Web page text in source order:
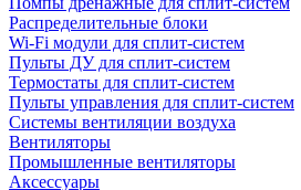
Распределительные блоки
Wi-Fi модули для сплит-систем
Пульты ДУ для сплит-систем
Термостаты для сплит-систем
Пульты управления для сплит-систем
Системы вентиляции воздуха
Вентиляторы
Промышленные вентиляторы
Аксессуары